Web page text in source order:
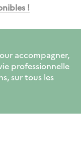
!
accompagner,
professionnelle
sur tous les